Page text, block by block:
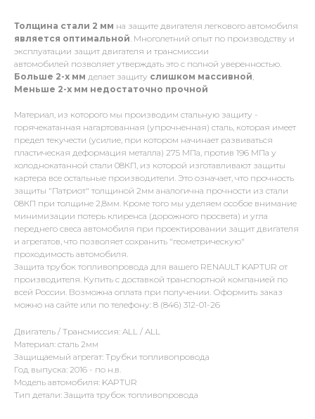
Толщина стали 2 мм на защите двигателя легкового автомобиля
является оптимальной. Многолетний опыт по производству и
эксплуатации защит двигателя и трансмиссии
автомобилей позволяет утверждать это с полной уверенностью.
Больше 2-х мм делает защиту слишком массивной,
Меньше 2-х мм недостаточно прочной
Материал, из которого мы производим стальную защиту -
горячекатанная нагартованная (упрочненная) сталь, которая имеет
предел текучести (усилие, при котором начинает развиваться
пластическая деформация металла) 275 МПа, против 196 МПа у
холоднокатанной стали 08КП, из которой изготавливают защиты
картера все остальные производители. Это означает, что прочность
защиты "Патриот" толщиной 2мм аналогична прочности из стали
08КП при толщине 2,8мм. Кроме того мы уделяем особое внимание
минимизации потерь клиренса (дорожного просвета) и угла
переднего свеса автомобиля при проектировании защит двигателя
и агрегатов, что позволяет сохранить "геометрическую"
проходимость автомобиля.
Защита трубок топливопровода для вашего RENAULT KAPTUR от
производителя. Купить с доставкой транспортной компанией по
всей России. Возможна оплата при получении. Оформить заказ
можно на сайте или по телефону: 8 (846) 312-01-26
Двигатель / Трансмиссия: ALL / ALL
Материал: сталь 2мм
Защищаемый агрегат: Трубки топливопровода
Год выпуска: 2016 - по н.в.
Модель автомобиля: KAPTUR
Тип детали: Защита трубок топливопровода